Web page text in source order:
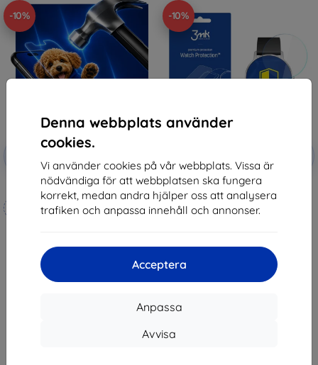
Denna webbplats använder
cookies.
Vi använder cookies på vår webbplats. Vissa är
nödvändiga för att webbplatsen ska fungera
korrekt, medan andra hjälper oss att analysera
trafiken och anpassa innehåll och annonser.
Acceptera
Anpassa
Avvisa
-10%
Rabatt
kupong
3mk Hammer protective film
Tillverkat efter mått
223 kr
-10%
kupong
3MK Folia ARC Withings Steel HR
36mm Watch Fullscreen Folia
148 kr
I lager > 5 st